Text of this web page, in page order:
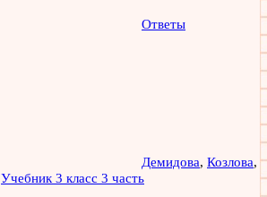
Ответы
Демидова, Козлова,
Учебник 3 класс 3 часть